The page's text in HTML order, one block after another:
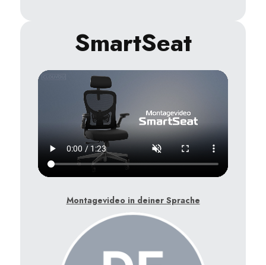
SmartSeat
Montagevideo in deiner Sprache